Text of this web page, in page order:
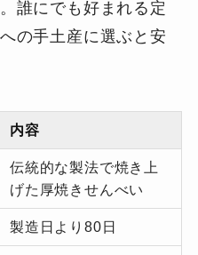
誰にでも好まれる定
の手土産に選ぶと安
内容
伝統的な製法で焼き上
げた厚焼きせんべい
製造日より80日